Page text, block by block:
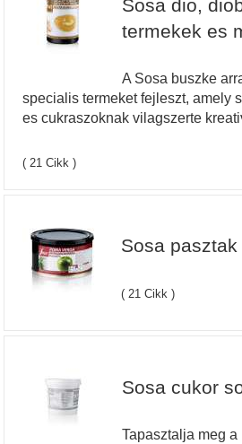
Sosa dio,
termekek es
A Sosa buszke
specialis termeket fejleszt, amely
es cukraszoknak vilagszerte
( 21 Cikk )
Sosa
( 21 Cikk )
Sosa cukor
Tapasztalja meg